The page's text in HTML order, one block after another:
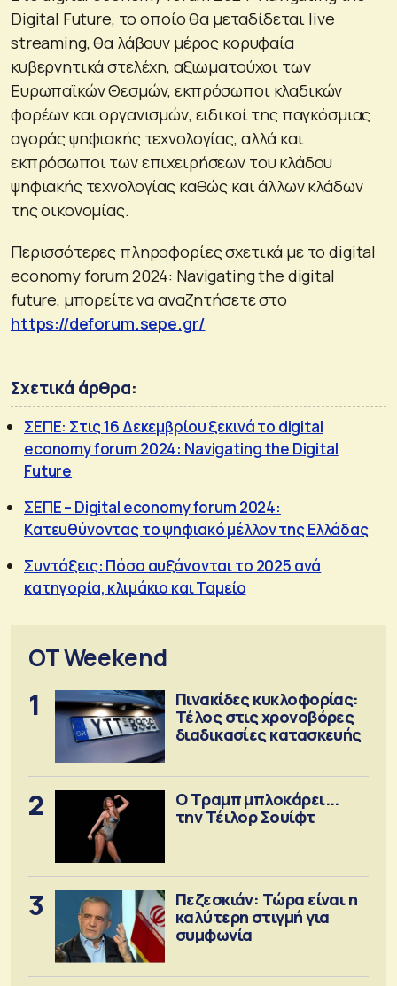
Digital Future, το οποίο θα μεταδίδεται live
streaming, θα λάβουν μέρος κορυφαία
κυβερνητικά στελέχη, αξιωματούχοι των
Ευρωπαϊκών Θεσμών, εκπρόσωποι κλαδικών
φορέων και οργανισμών, ειδικοί της παγκόσμιας
αγοράς ψηφιακής τεχνολογίας, αλλά και
εκπρόσωποι των επιχειρήσεων του κλάδου
ψηφιακής τεχνολογίας καθώς και άλλων κλάδων
της οικονομίας.
Περισσότερες πληροφορίες σχετικά με το digital
economy forum 2024: Navigating the digital
future, μπορείτε να αναζητήσετε στο
https://deforum.sepe.gr/
Σχετικά άρθρα:
ΣΕΠΕ: Στις 16 Δεκεμβρίου ξεκινά το digital
economy forum 2024: Navigating the Digital
Future
ΣΕΠΕ – Digital economy forum 2024:
Κατευθύνοντας το ψηφιακό μέλλον της Ελλάδας
Συντάξεις: Πόσο αυξάνονται το 2025 ανά
κατηγορία, κλιμάκιο και Ταμείο
OT Weekend
1
Πινακίδες κυκλοφορίας:
Τέλος στις χρονοβόρες
διαδικασίες κατασκευής
2
Ο Τραμπ μπλοκάρει...
την Τέιλορ Σουίφτ
3
Πεζεσκιάν: Τώρα είναι η
καλύτερη στιγμή για
συμφωνία